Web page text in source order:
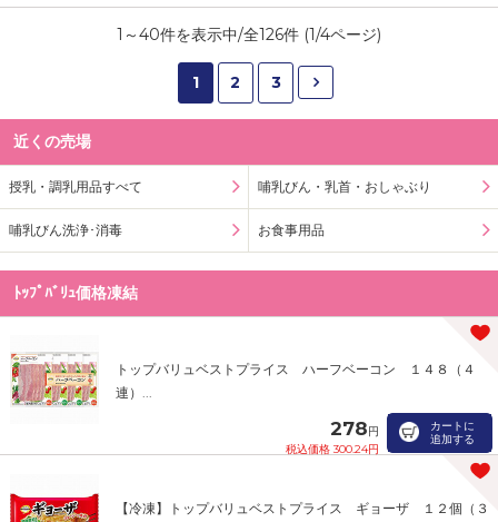
1 ～40件を表示中/全126件 (1/4ページ)
1 2 3
近くの売場
授乳・調乳用品すべて 哺乳びん・乳首・おしゃぶり
哺乳びん洗浄･消毒 お食事用品
ﾄｯﾌﾟﾊﾞﾘｭ価格凍結
トップバリュベストプライス ハーフベーコン １４８（４
連）...
278円
税込価格 300.24円
カートに
追加する
【冷凍】トップバリュベストプライス ギョーザ １２個（３